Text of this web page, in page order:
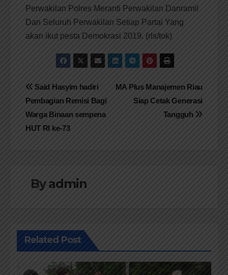
Perwakilan Polres Meranti Perwakilan Danramil
Dan Seluruh Perwakilan Setiap Partai Yang
akan ikut pesta Demokrasi 2019. (rls/tok)
Navigasi
pos
MA Plus Manajemen Riau
Siap Cetak Generasi
Tangguh
Said Hasyim hadiri
Pembagian Remisi Bagi
Warga Binaan sempena
HUT RI ke-73
Byadmin
Related Post